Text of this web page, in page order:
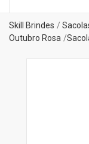
Skill Brindes
Outubro Rosa